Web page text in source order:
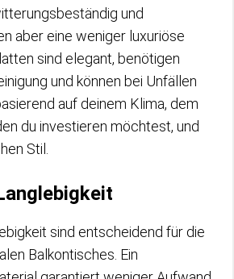
und
aber eine weniger luxuriöse
sind elegant, benötigen
und können bei Unfällen
auf deinem Klima, dem
du investieren möchtest, und
Stil.
sind entscheidend für die
Balkontisches. Ein